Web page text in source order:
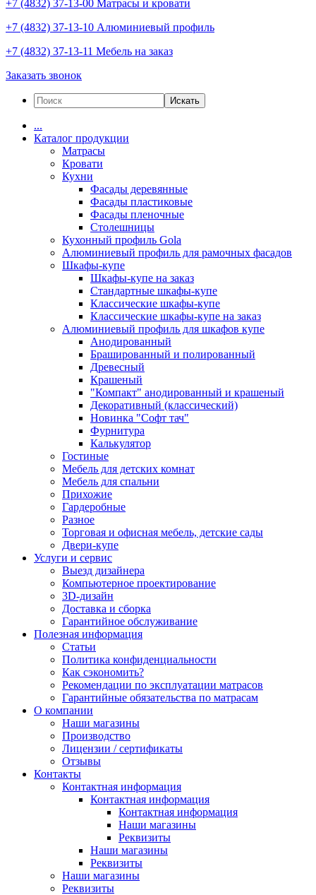
+7 (4832) 37-13-00 Матрасы и кровати
+7 (4832) 37-13-10 Алюминиевый профиль
+7 (4832) 37-13-11 Мебель на заказ
Заказать звонок
Искать
...
Каталог продукции
Матрасы
Кровати
Кухни
Фасады деревянные
Фасады пластиковые
Фасады пленочные
Столешницы
Кухонный профиль Gola
Алюминиевый профиль для рамочных фасадов
Шкафы-купе
Шкафы-купе на заказ
Стандартные шкафы-купе
Классические шкафы-купе
Классические шкафы-купе на заказ
Алюминиевый профиль для шкафов купе
Анодированный
Брашированный и полированный
Древесный
Крашеный
"Компакт" анодированный и крашеный
Декоративный (классический)
Новинка "Софт тач"
Фурнитура
Калькулятор
Гостиные
Мебель для детских комнат
Мебель для спальни
Прихожие
Гардеробные
Разное
Торговая и офисная мебель, детские сады
Двери-купе
Услуги и сервис
Выезд дизайнера
Компьютерное проектирование
3D-дизайн
Доставка и сборка
Гарантийное обслуживание
Полезная информация
Статьи
Политика конфиденциальности
Как сэкономить?
Рекомендации по эксплуатации матрасов
Гарантийные обязательства по матрасам
О компании
Наши магазины
Производство
Лицензии / сертификаты
Отзывы
Контакты
Контактная информация
Контактная информация
Контактная информация
Наши магазины
Реквизиты
Наши магазины
Реквизиты
Наши магазины
Реквизиты